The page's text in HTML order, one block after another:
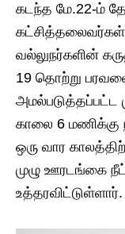
கடந்த மே.22-ம்
கட்சித்தலைவர்கள்
வல்லுநர்களின்
19 தொற்று
அமல்படுத்தப்பட்ட
காலை 6 மணிக்கு
ஒரு வார
முழு ஊரடங்கை
உத்தரவிட்டுள்ளார்.